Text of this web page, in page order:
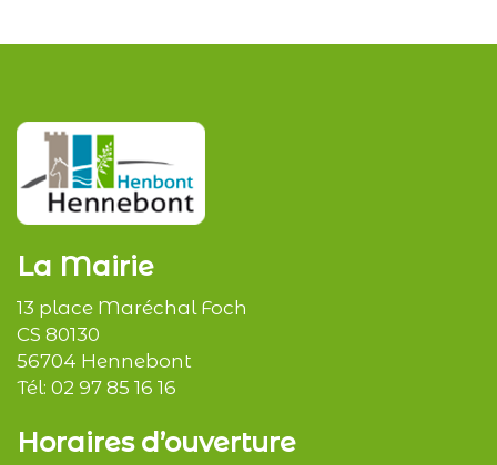
La Mairie
13 place Maréchal Foch
CS 80130
56704 Hennebont
Tél: 02 97 85 16 16
Horaires d’ouverture